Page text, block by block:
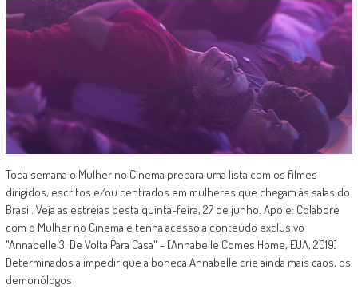
Toda semana o Mulher no Cinema prepara uma lista com os filmes
dirigidos, escritos e/ou centrados em mulheres que chegam às salas do
Brasil. Veja as estreias desta quinta-feira, 27 de junho. Apoie: Colabore
com o Mulher no Cinema e tenha acesso a conteúdo exclusivo
"Annabelle 3: De Volta Para Casa" - [Annabelle Comes Home, EUA, 2019]
Determinados a impedir que a boneca Annabelle crie ainda mais caos, os
demonólogos